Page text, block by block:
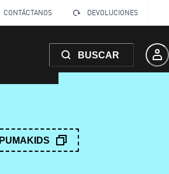
CONTÁCTANOS DEVOLUCIONES
BUSCAR
PUMAKIDS